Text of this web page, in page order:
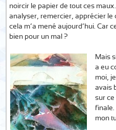
noircir le papier de tout ces
analyser, remercier, apprécier le
cela m’a mené aujourd’hui. Car
bien pour un mal ?
Mais
a eu
moi,
avais
sur ce
finale.
mon